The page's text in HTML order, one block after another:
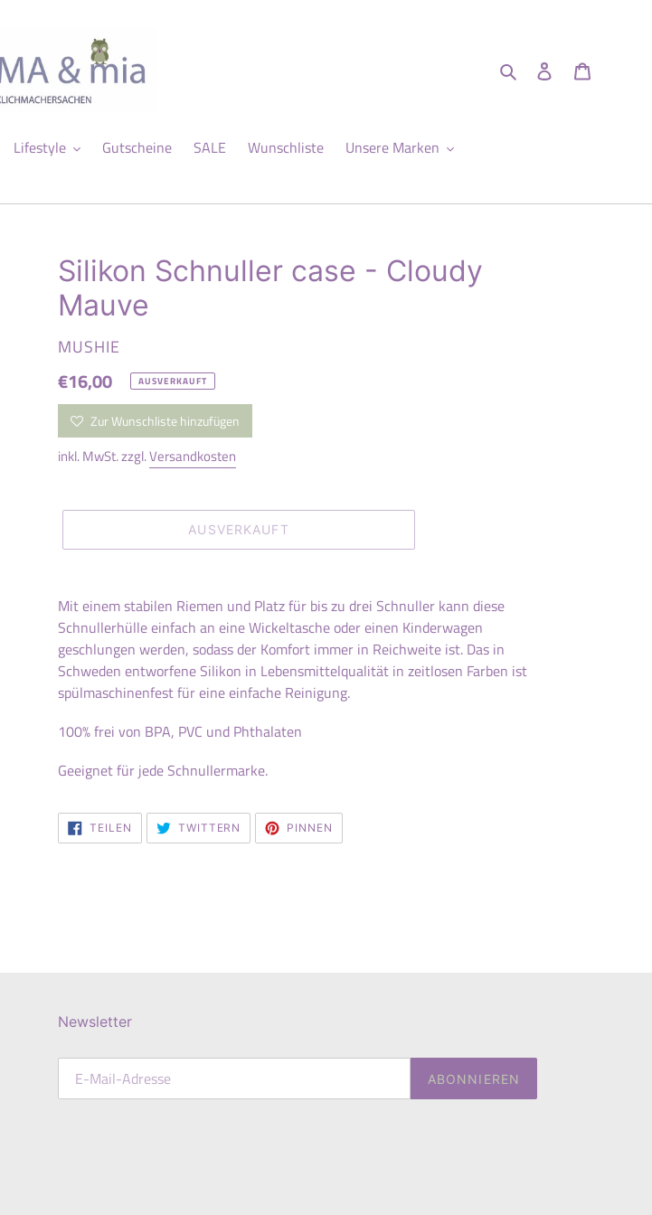
Suchen Einloggen
Lifestyle Gutscheine SALE Wunschliste Unsere Marken
Silikon Schnuller case - Cloudy
Mauve
VERKÄUFER
MUSHIE
Normaler
Preis
€16,00 AUSVERKAUFT
Zur Wunschliste hinzufügen
inkl. MwSt. zzgl.Versandkosten
AUSVERKAUFT
wird
zum
Warenkorb
hinzugefügt
Mit einem stabilen Riemen und Platz für bis zu drei Schnuller kann diese
Schnullerhülle einfach an eine Wickeltasche oder einen Kinderwagen
geschlungen werden, sodass der Komfort immer in Reichweite ist. Das in
Schweden entworfene Silikon in Lebensmittelqualität in zeitlosen Farben ist
spülmaschinenfest für eine einfache Reinigung.
100% frei von BPA, PVC und Phthalaten
Geeignet für jede Schnullermarke.
TEILEN
FACEBOOK
TEILEN
TWITTERN
TWITTER
TWITTERN
PINNEN
PINNEN
Newsletter
ABONNIEREN